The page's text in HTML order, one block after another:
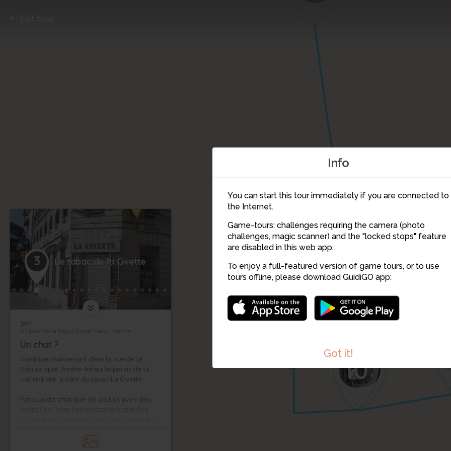
Info
You can start this tour immediately if you are connected to
the Internet.
Game-tours: challenges requiring the camera (photo
challenges, magic scanner) and the "locked stops" feature
are disabled in this web app.
To enjoy a full-featured version of game tours, or to use
tours offline, please download GuidiGO app:
Got it!
17
16
15
11
10
9
8
7
6 5
43
3 Le tabac de la Civette
35m
Un chat ?
Continue maintenant dans la rue de la
République. Arrête-toi sur le parvis de la
cathédrale, à côté du tabac La Civette.
Pas plus de chat que de poules avec des
odeur de musc (liquide très odorant chez